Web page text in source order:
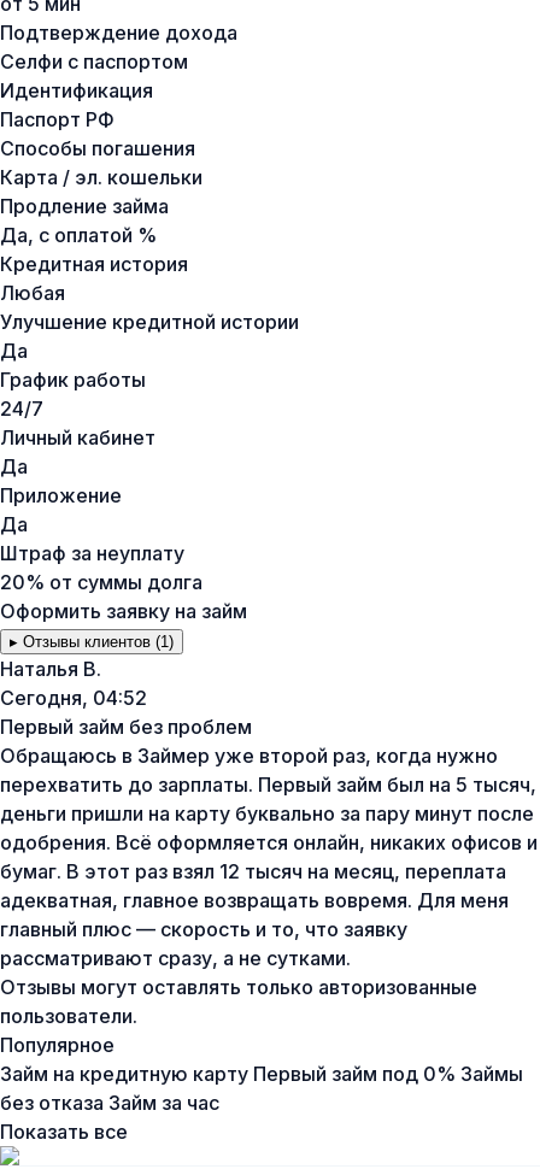
Подтверждение дохода
Селфи с паспортом
Идентификация
Паспорт РФ
Способы погашения
Карта / эл. кошельки
Продление займа
Да, с оплатой %
Кредитная история
Любая
Улучшение кредитной истории
Да
График работы
24/7
Личный кабинет
Да
Приложение
Да
Штраф за неуплату
20% от суммы долга
Оформить заявку на займ
▸ Отзывы клиентов (1)
Наталья В.
Сегодня, 04:52
Первый займ без проблем
Обращаюсь в Займер уже второй раз, когда нужно
перехватить до зарплаты. Первый займ был на 5 тысяч,
деньги пришли на карту буквально за пару минут после
одобрения. Всё оформляется онлайн, никаких офисов и
бумаг. В этот раз взял 12 тысяч на месяц, переплата
адекватная, главное возвращать вовремя. Для меня
главный плюс — скорость и то, что заявку
рассматривают сразу, а не сутками.
Отзывы могут оставлять только авторизованные
пользователи.
Популярное
Займ на кредитную карту Первый займ под 0% Займы
без отказа Займ за час
Показать все